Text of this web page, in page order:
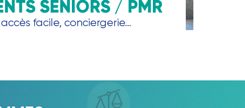
SÉNIORS / PMR
facile, conciergerie...